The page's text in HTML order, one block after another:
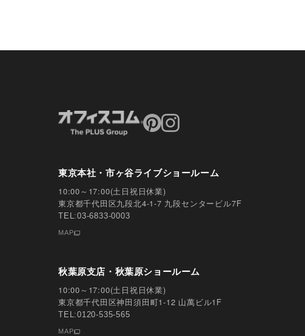
東京本社・市ヶ谷ライブショールーム
10:00～17:00(土日祝日休業)
東京都千代田区九段北4-1-7 九段センタービル7F
TEL:03-6833-0003
MAP
秋葉原支店・秋葉原ショールーム
10:00～17:00(土日祝日休業)
東京都千代田区神田須田町1-12 山萬ビル1F
TEL:0120-535-565
MAP